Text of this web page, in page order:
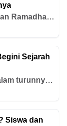
Ramadhan
yang bisa
bacaan,
di sini!
Sejarah
turunnya
Yuk,
di
Siswa dan